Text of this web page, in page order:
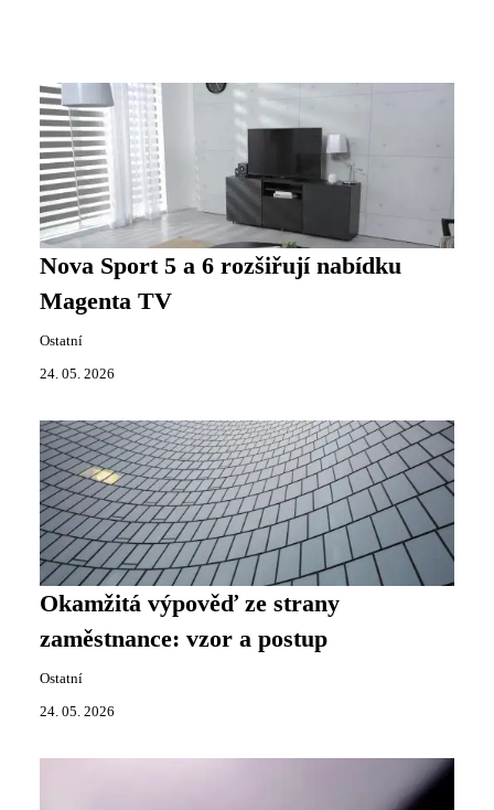
Nova Sport 5 a 6 rozšiřují nabídku
Magenta TV
Ostatní
24. 05. 2026
Okamžitá výpověď ze strany
zaměstnance: vzor a postup
Ostatní
24. 05. 2026